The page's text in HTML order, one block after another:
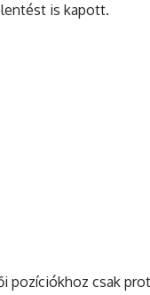
is kapott.
pozíciókhoz csak